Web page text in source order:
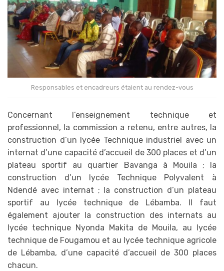
Responsables et encadreurs étaient au rendez-vous
Concernant l’enseignement technique et
professionnel, la commission a retenu, entre autres, la
construction d’un lycée Technique industriel avec un
internat d’une capacité d’accueil de 300 places et d’un
plateau sportif au quartier Bavanga à Mouila ; la
construction d’un lycée Technique Polyvalent à
Ndendé avec internat ; la construction d’un plateau
sportif au lycée technique de Lébamba. Il faut
également ajouter la construction des internats au
lycée technique Nyonda Makita de Mouila, au lycée
technique de Fougamou et au lycée technique agricole
de Lébamba, d’une capacité d’accueil de 300 places
chacun.